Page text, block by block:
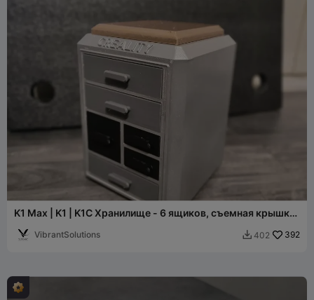
K1 Max | K1 | K1C Хранилище - 6 ящиков, съемная крышка
VibrantSolutions  402 392